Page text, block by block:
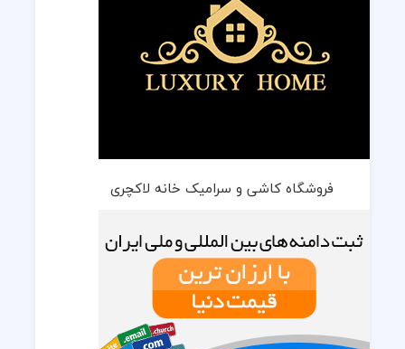
فروشگاه کاشی و سرامیک خانه لاکچری